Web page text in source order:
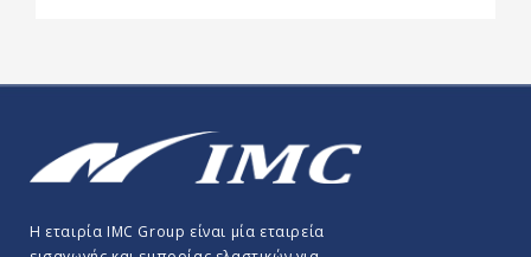
Η εταιρία IMC Group είναι μία εταιρεία